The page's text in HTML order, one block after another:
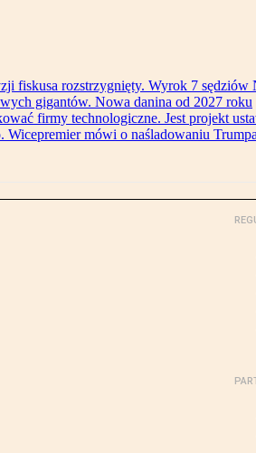
fiskusa rozstrzygnięty. Wyrok 7 sędziów
gigantów. Nowa danina od 2027 roku
firmy technologiczne. Jest projekt
Wicepremier mówi o naśladowaniu Trumpa